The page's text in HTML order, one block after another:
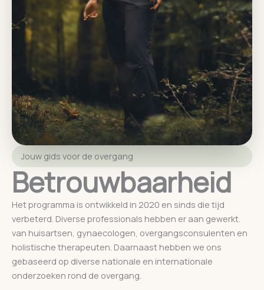
Jouw gids voor de overgang
Betrouwbaarheid
Het programma is ontwikkeld in 2020 en sinds die tijd
verbeterd. Diverse professionals hebben er aan gewerkt.
van huisartsen, gynaecologen, overgangsconsulenten en
holistische therapeuten. Daarnaast hebben we ons
gebaseerd op diverse nationale en internationale
onderzoeken rond de overgang.